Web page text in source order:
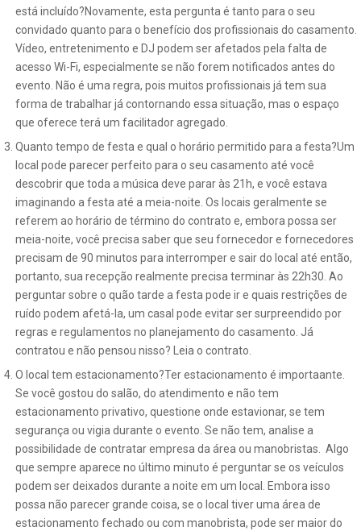
está incluído?Novamente, esta pergunta é tanto para o seu
convidado quanto para o benefício dos profissionais do casamento.
Vídeo, entretenimento e DJ podem ser afetados pela falta de
acesso Wi-Fi, especialmente se não forem notificados antes do
evento. Não é uma regra, pois muitos profissionais já tem sua
forma de trabalhar já contornando essa situação, mas o espaço
que oferece terá um facilitador agregado.
Quanto tempo de festa e qual o horário permitido para a festa?Um
local pode parecer perfeito para o seu casamento até você
descobrir que toda a música deve parar às 21h, e você estava
imaginando a festa até a meia-noite. Os locais geralmente se
referem ao horário de término do contrato e, embora possa ser
meia-noite, você precisa saber que seu fornecedor e fornecedores
precisam de 90 minutos para interromper e sair do local até então,
portanto, sua recepção realmente precisa terminar às 22h30. Ao
perguntar sobre o quão tarde a festa pode ir e quais restrições de
ruído podem afetá-la, um casal pode evitar ser surpreendido por
regras e regulamentos no planejamento do casamento. Já
contratou e não pensou nisso? Leia o contrato.
O local tem estacionamento?Ter estacionamento é importaante.
Se você gostou do salão, do atendimento e não tem
estacionamento privativo, questione onde estavionar, se tem
segurança ou vigia durante o evento. Se não tem, analise a
possibilidade de contratar empresa da área ou manobristas. Algo
que sempre aparece no último minuto é perguntar se os veículos
podem ser deixados durante a noite em um local. Embora isso
possa não parecer grande coisa, se o local tiver uma área de
estacionamento fechado ou com manobrista, pode ser maior do